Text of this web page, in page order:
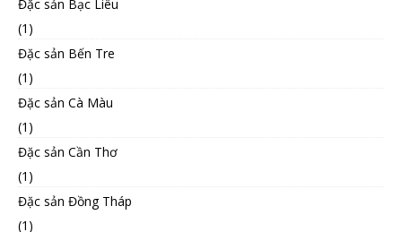
Đặc sản Bạc Liêu
(1)
Đặc sản Bến Tre
(1)
Đặc sản Cà Màu
(1)
Đặc sản Cần Thơ
(1)
Đặc sản Đồng Tháp
(1)